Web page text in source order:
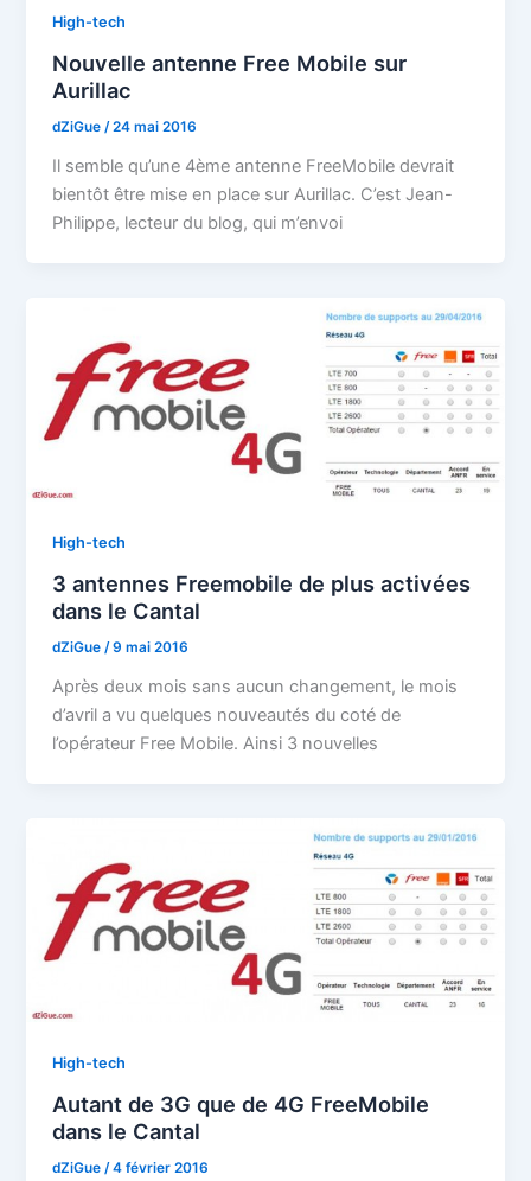
High-tech
Nouvelle antenne Free Mobile sur
Aurillac
dZiGue/24 mai 2016
Il semble qu’une 4ème antenne FreeMobile devrait
bientôt être mise en place sur Aurillac. C’est Jean-
Philippe, lecteur du blog, qui m’envoi
High-tech
3 antennes Freemobile de plus activées
dans le Cantal
dZiGue/9 mai 2016
Après deux mois sans aucun changement, le mois
d’avril a vu quelques nouveautés du coté de
l’opérateur Free Mobile. Ainsi 3 nouvelles
High-tech
Autant de 3G que de 4G FreeMobile
dans le Cantal
dZiGue/4 février 2016